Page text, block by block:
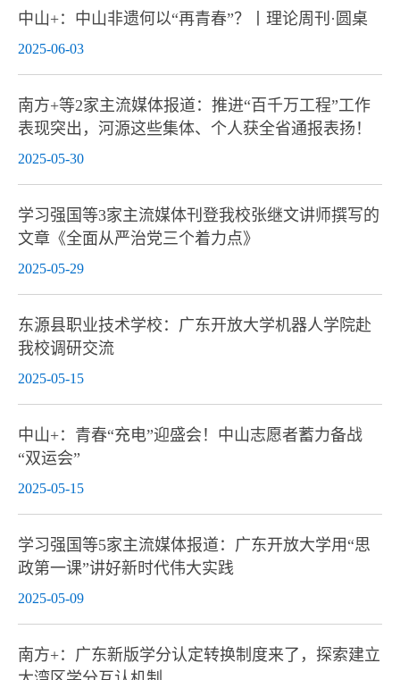
中山+：中山非遗何以“再青春”？丨理论周刊·圆桌
2025-06-03
南方+等2家主流媒体报道：推进“百千万工程”工作
表现突出，河源这些集体、个人获全省通报表扬！
2025-05-30
学习强国等3家主流媒体刊登我校张继文讲师撰写的
文章《全面从严治党三个着力点》
2025-05-29
东源县职业技术学校：广东开放大学机器人学院赴
我校调研交流
2025-05-15
中山+：青春“充电”迎盛会！中山志愿者蓄力备战
“双运会”
2025-05-15
学习强国等5家主流媒体报道：广东开放大学用“思
政第一课”讲好新时代伟大实践
2025-05-09
南方+：广东新版学分认定转换制度来了，探索建立